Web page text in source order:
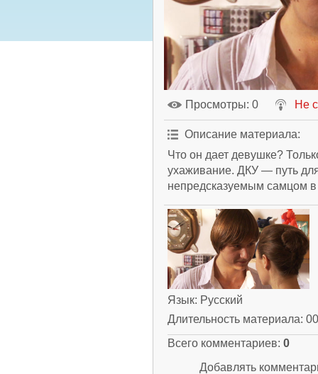
Просмотры: 0 Не
Описание материала:
Что он дает девушке?
ухаживание. ДКУ — путь
непредсказуемым самцом
Язык: Русский
Длительность материала:
Всего комментариев: 0
Добавлять